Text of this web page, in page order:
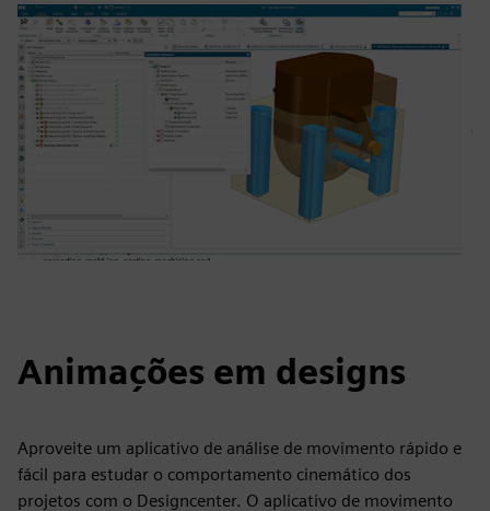
Animações em designs
Aproveite um aplicativo de análise de movimento rápido e
fácil para estudar o comportamento cinemático dos
projetos com o Designcenter. O aplicativo de movimento